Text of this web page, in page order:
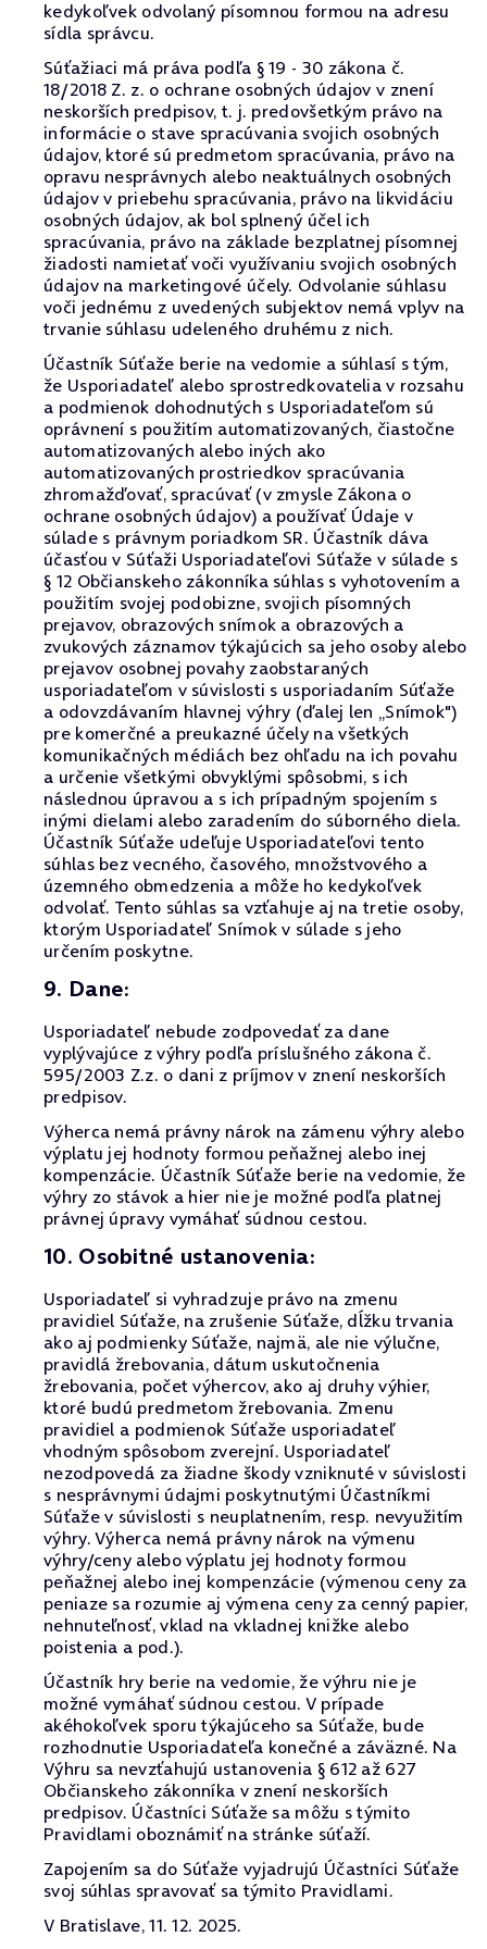
kedykoľvek odvolaný písomnou formou na adresu
sídla správcu.
Súťažiaci má práva podľa § 19 - 30 zákona č.
18/2018 Z. z. o ochrane osobných údajov v znení
neskorších predpisov, t. j. predovšetkým právo na
informácie o stave spracúvania svojich osobných
údajov, ktoré sú predmetom spracúvania, právo na
opravu nesprávnych alebo neaktuálnych osobných
údajov v priebehu spracúvania, právo na likvidáciu
osobných údajov, ak bol splnený účel ich
spracúvania, právo na základe bezplatnej písomnej
žiadosti namietať voči využívaniu svojich osobných
údajov na marketingové účely. Odvolanie súhlasu
voči jednému z uvedených subjektov nemá vplyv na
trvanie súhlasu udeleného druhému z nich.
Účastník Súťaže berie na vedomie a súhlasí s tým,
že Usporiadateľ alebo sprostredkovatelia v rozsahu
a podmienok dohodnutých s Usporiadateľom sú
oprávnení s použitím automatizovaných, čiastočne
automatizovaných alebo iných ako
automatizovaných prostriedkov spracúvania
zhromažďovať, spracúvať (v zmysle Zákona o
ochrane osobných údajov) a používať Údaje v
súlade s právnym poriadkom SR. Účastník dáva
účasťou v Súťaži Usporiadateľovi Súťaže v súlade s
§ 12 Občianskeho zákonníka súhlas s vyhotovením a
použitím svojej podobizne, svojich písomných
prejavov, obrazových snímok a obrazových a
zvukových záznamov týkajúcich sa jeho osoby alebo
prejavov osobnej povahy zaobstaraných
usporiadateľom v súvislosti s usporiadaním Súťaže
a odovzdávaním hlavnej výhry (ďalej len „Snímok")
pre komerčné a preukazné účely na všetkých
komunikačných médiách bez ohľadu na ich povahu
a určenie všetkými obvyklými spôsobmi, s ich
následnou úpravou a s ich prípadným spojením s
inými dielami alebo zaradením do súborného diela.
Účastník Súťaže udeľuje Usporiadateľovi tento
súhlas bez vecného, časového, množstvového a
územného obmedzenia a môže ho kedykoľvek
odvolať. Tento súhlas sa vzťahuje aj na tretie osoby,
ktorým Usporiadateľ Snímok v súlade s jeho
určením poskytne.
9. Dane:
Usporiadateľ nebude zodpovedať za dane
vyplývajúce z výhry podľa príslušného zákona č.
595/2003 Z.z. o dani z príjmov v znení neskorších
predpisov.
Výherca nemá právny nárok na zámenu výhry alebo
výplatu jej hodnoty formou peňažnej alebo inej
kompenzácie. Účastník Súťaže berie na vedomie, že
výhry zo stávok a hier nie je možné podľa platnej
právnej úpravy vymáhať súdnou cestou.
10. Osobitné ustanovenia:
Usporiadateľ si vyhradzuje právo na zmenu
pravidiel Súťaže, na zrušenie Súťaže, dĺžku trvania
ako aj podmienky Súťaže, najmä, ale nie výlučne,
pravidlá žrebovania, dátum uskutočnenia
žrebovania, počet výhercov, ako aj druhy výhier,
ktoré budú predmetom žrebovania. Zmenu
pravidiel a podmienok Súťaže usporiadateľ
vhodným spôsobom zverejní. Usporiadateľ
nezodpovedá za žiadne škody vzniknuté v súvislosti
s nesprávnymi údajmi poskytnutými Účastníkmi
Súťaže v súvislosti s neuplatnením, resp. nevyužitím
výhry. Výherca nemá právny nárok na výmenu
výhry/ceny alebo výplatu jej hodnoty formou
peňažnej alebo inej kompenzácie (výmenou ceny za
peniaze sa rozumie aj výmena ceny za cenný papier,
nehnuteľnosť, vklad na vkladnej knižke alebo
poistenia a pod.).
Účastník hry berie na vedomie, že výhru nie je
možné vymáhať súdnou cestou. V prípade
akéhokoľvek sporu týkajúceho sa Súťaže, bude
rozhodnutie Usporiadateľa konečné a záväzné. Na
Výhru sa nevzťahujú ustanovenia § 612 až 627
Občianskeho zákonníka v znení neskorších
predpisov. Účastníci Súťaže sa môžu s týmito
Pravidlami oboznámiť na stránke súťaží.
Zapojením sa do Súťaže vyjadrujú Účastníci Súťaže
svoj súhlas spravovať sa týmito Pravidlami.
V Bratislave, 11. 12. 2025.